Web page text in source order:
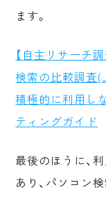
ます。
【自主リサーチ
検索の比較調査(
積極的に利用し
ティングガイド
最後のほうに、
あり、パソコン